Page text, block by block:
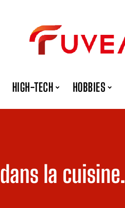
HIGH-TECH HOBBIES
la cuisine.